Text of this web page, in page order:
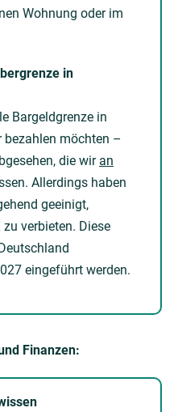
Wohnung oder im
in
Bargeldgrenze in
bezahlen möchten –
die wir an
Allerdings haben
geeinigt,
verbieten. Diese
eingeführt werden.
Finanzen: